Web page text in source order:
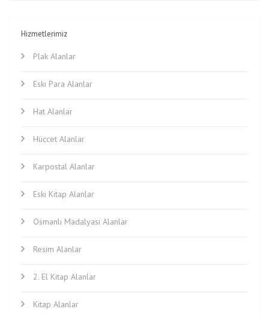
Hizmetlerimiz
Plak Alanlar
Eski Para Alanlar
Hat Alanlar
Hüccet Alanlar
Karpostal Alanlar
Eski Kitap Alanlar
Osmanlı Madalyası Alanlar
Resim Alanlar
2. El Kitap Alanlar
Kitap Alanlar